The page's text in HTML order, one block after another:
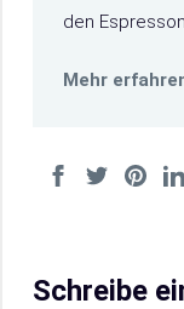
den
Mehr
Schreibe